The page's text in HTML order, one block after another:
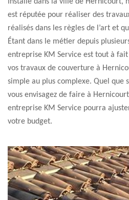
est réputée pour réaliser des
réalisés dans les règles de l’art et
Étant dans le métier depuis
entreprise KM Service est tout à fait
vos travaux de couverture à
simple au plus complexe. Quel que
vous envisagez de faire à
entreprise KM Service pourra
votre budget.